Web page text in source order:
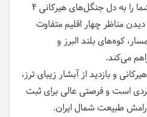
این تور گردشگری یک‌روزه، شما را به دل جنگل‌های هیرکانی ۴
مناظر چهار اقلیم متفاوت
کوه‌های بلند البرز و
می‌کند.
و بازدید از آبشار زیبای ترز،
است و فرصتی عالی برای ثبت
طبیعت شمال ایران.